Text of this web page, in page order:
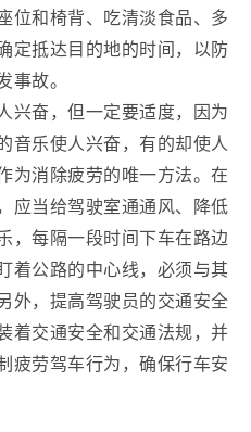
位和椅背、吃清淡食品、多
定抵达目的地的时间，以防
事故。
奋，但一定要适度，因为
音乐使人兴奋，有的却使人
为消除疲劳的唯一方法。在
应当给驾驶室通通风、降低
，每隔一段时间下车在路边
着公路的中心线，必须与其
外，提高驾驶员的交通安全
着交通安全和交通法规，并
疲劳驾车行为，确保行车安